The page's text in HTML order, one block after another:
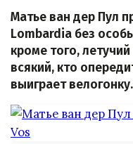
Матье ван дер Пул
Lombardia без
кроме того,
всякий, кто
выиграет велогонку.